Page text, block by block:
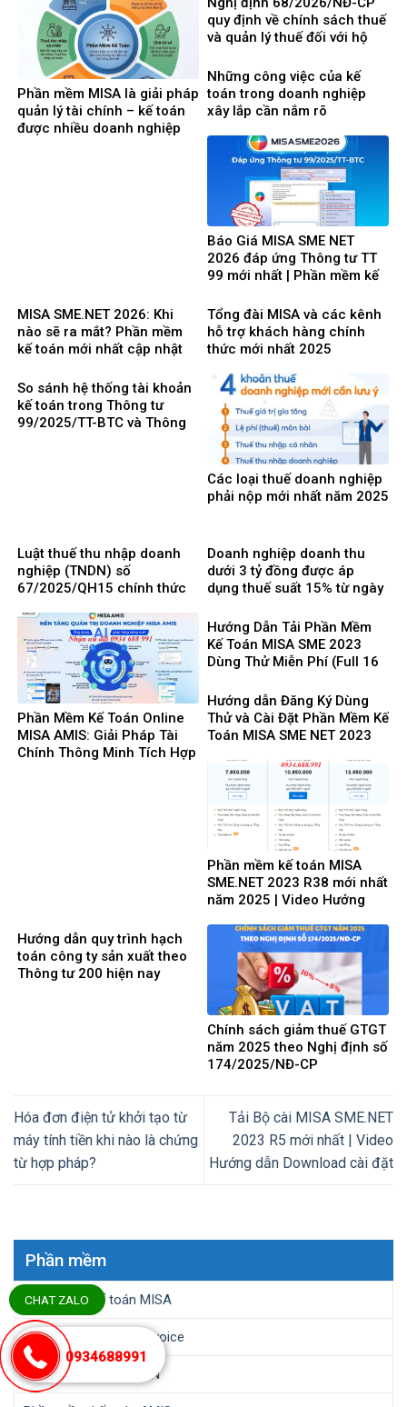
Phần mềm MISA là giải pháp
quản lý tài chính – kế toán
được nhiều doanh nghiệp
quy định về chính sách thuế
và quản lý thuế đối với hộ
doanh
Những công việc của kế
toán trong doanh nghiệp
xây lắp cần nắm rõ
Báo Giá MISA SME NET
2026 đáp ứng Thông tư TT
99 mới nhất | Phần mềm kế
MISA SME.NET 2026: Khi
nào sẽ ra mắt? Phần mềm
kế toán mới nhất cập nhật
Tổng đài MISA và các kênh
hỗ trợ khách hàng chính
thức mới nhất 2025
So sánh hệ thống tài khoản
kế toán trong Thông tư
99/2025/TT-BTC và Thông
Các loại thuế doanh nghiệp
phải nộp mới nhất năm 2025
Luật thuế thu nhập doanh
nghiệp (TNDN) số
67/2025/QH15 chính thức
01/10/2025 và 8 điểm mới
cần lưu ý
Doanh nghiệp doanh thu
dưới 3 tỷ đồng được áp
dụng thuế suất 15% từ ngày
Phần Mềm Kế Toán Online
MISA AMIS: Giải Pháp Tài
Chính Thông Minh Tích Hợp
Hướng Dẫn Tải Phần Mềm
Kế Toán MISA SME 2023
Dùng Thử Miễn Phí (Full 16
Hướng dẫn Đăng Ký Dùng
Thử và Cài Đặt Phần Mềm Kế
Toán MISA SME NET 2023
Phần mềm kế toán MISA
SME.NET 2023 R38 mới nhất
năm 2025 | Video Hướng
Hướng dẫn quy trình hạch
toán công ty sản xuất theo
Thông tư 200 hiện nay
Chính sách giảm thuế GTGT
năm 2025 theo Nghị định số
174/2025/NĐ-CP
Hóa đơn điện tử khởi tạo từ
máy tính tiền khi nào là chứng
từ hợp pháp?
Tải Bộ cài MISA SME.NET
2023 R5 mới nhất | Video
Hướng dẫn Download cài đặt
Phần mềm
Phần mềm kế toán MISA
Hóa đơn điện tử Meinvoice
Chữ ký số MISA ESIGN
CHAT ZALO
0934688991